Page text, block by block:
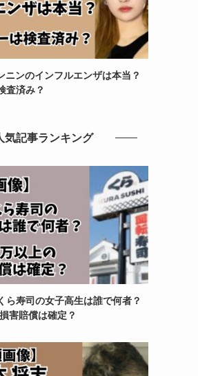
ニンのインフルエンザは本当？
査済み？
気記事ランキング
ら寿司の女子高生は誰で何者？
害賠償は確定？